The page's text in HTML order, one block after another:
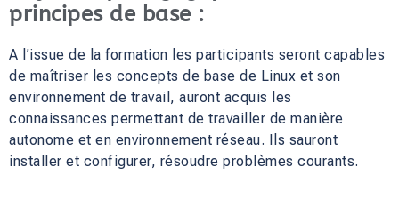
principes de base :
A l’issue de la formation les participants seront capables
de maîtriser les concepts de base de Linux et son
environnement de travail, auront acquis les
connaissances permettant de travailler de manière
autonome et en environnement réseau. Ils sauront
installer et configurer, résoudre problèmes courants.